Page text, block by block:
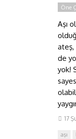
Öne
Aşı
ateş,
de
yok!
17
aşı